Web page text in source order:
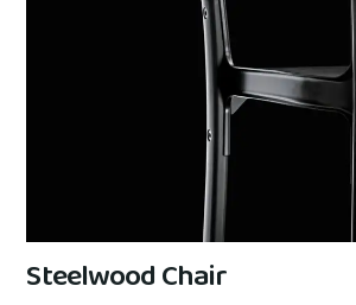
Steelwood Chair